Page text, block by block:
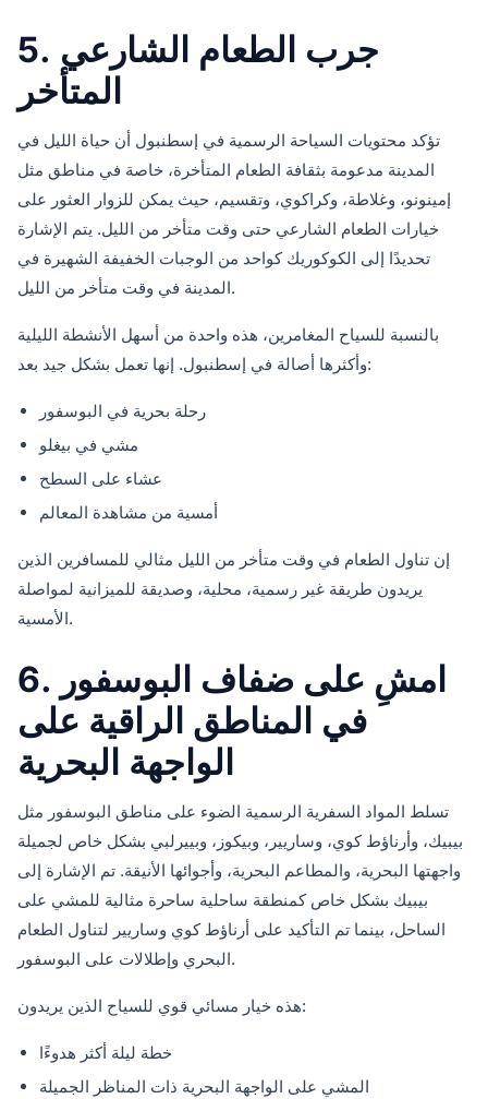
5. جرب الطعام الشارعي
المتأخر
تؤكد محتويات السياحة الرسمية في إسطنبول أن حياة الليل في
المدينة مدعومة بثقافة الطعام المتأخرة، خاصة في مناطق مثل
إمينونو، وغلاطة، وكراكوي، وتقسيم، حيث يمكن للزوار العثور على
خيارات الطعام الشارعي حتى وقت متأخر من الليل. يتم الإشارة
تحديدًا إلى الكوكوريك كواحد من الوجبات الخفيفة الشهيرة في
المدينة في وقت متأخر من الليل.
بالنسبة للسياح المغامرين، هذه واحدة من أسهل الأنشطة الليلية
وأكثرها أصالة في إسطنبول. إنها تعمل بشكل جيد بعد:
رحلة بحرية في البوسفور
مشي في بيغلو
عشاء على السطح
أمسية من مشاهدة المعالم
إن تناول الطعام في وقت متأخر من الليل مثالي للمسافرين الذين
يريدون طريقة غير رسمية، محلية، وصديقة للميزانية لمواصلة
الأمسية.
6. امشِ على ضفاف البوسفور
في المناطق الراقية على
الواجهة البحرية
تسلط المواد السفرية الرسمية الضوء على مناطق البوسفور مثل
بيبيك، وأرناؤط كوي، وساريير، وبيكوز، وبييرلبي بشكل خاص لجميلة
واجهتها البحرية، والمطاعم البحرية، وأجوائها الأنيقة. تم الإشارة إلى
بيبيك بشكل خاص كمنطقة ساحلية ساحرة مثالية للمشي على
الساحل، بينما تم التأكيد على أرناؤط كوي وساريير لتناول الطعام
البحري وإطلالات على البوسفور.
هذه خيار مسائي قوي للسياح الذين يريدون:
خطة ليلة أكثر هدوءًا
المشي على الواجهة البحرية ذات المناظر الجميلة